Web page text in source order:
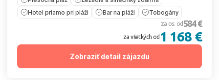
Hotel priamo pri pláži
Bar na pláži Tobogány
za os. od 584 €
za všetkých od 1 168 €
Zobraziť detail zájazdu